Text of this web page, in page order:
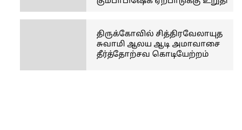
திருக்கோவில் சித்திரவேலாயுத
சுவாமி ஆலய ஆடி அமாவாசை
தீர்த்தோற்சவ கொடியேற்றம்